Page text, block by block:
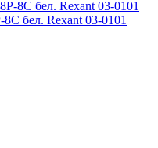
бел. Rexant 03-0101